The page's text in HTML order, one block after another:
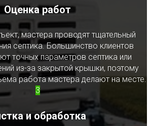
Оценка работ
мастера проводят тщательный
септика. Большинство клиентов
точных параметров септика или
из-за закрытой крышки, поэтому
работа мастера делают на месте.
3
и обработка